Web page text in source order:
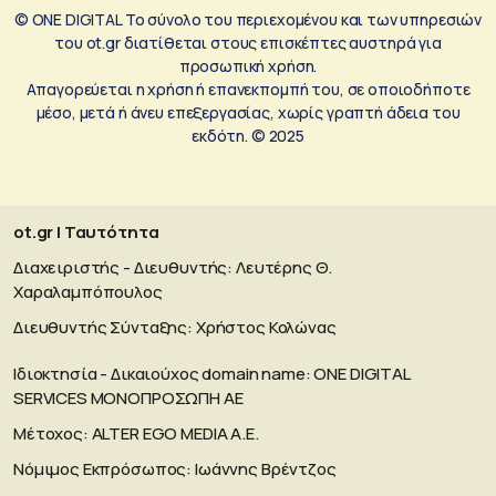
© ONE DIGITAL Το σύνολο του περιεχομένου και των υπηρεσιών
του ot.gr διατίθεται στους επισκέπτες αυστηρά για
προσωπική χρήση.
Απαγορεύεται η χρήση ή επανεκπομπή του, σε οποιοδήποτε
μέσο, μετά ή άνευ επεξεργασίας, χωρίς γραπτή άδεια του
εκδότη. © 2025
ot.gr | Ταυτότητα
Διαχειριστής - Διευθυντής: Λευτέρης Θ.
Χαραλαμπόπουλος
Διευθυντής Σύνταξης: Χρήστος Κολώνας
Ιδιοκτησία - Δικαιούχος domain name: ΟΝΕ DIGITAL
SERVICES MONOΠΡΟΣΩΠΗ ΑΕ
Μέτοχος: ALTER EGO MEDIA A.E.
Νόμιμος Εκπρόσωπος: Ιωάννης Βρέντζος